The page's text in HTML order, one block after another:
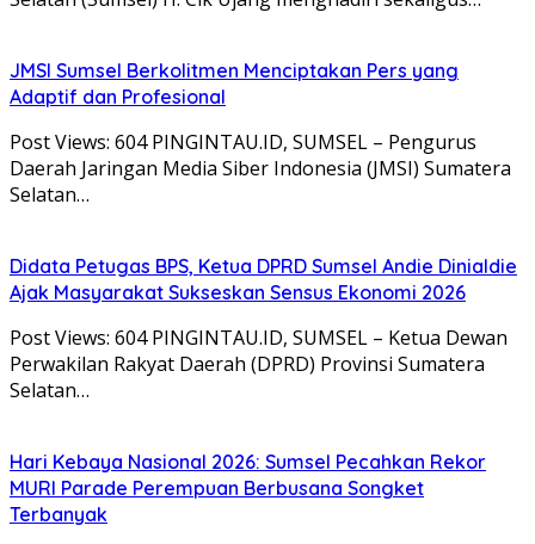
JMSI Sumsel Berkolitmen Menciptakan Pers yang
Adaptif dan Profesional
Post Views: 604 PINGINTAU.ID, SUMSEL – Pengurus
Daerah Jaringan Media Siber Indonesia (JMSI) Sumatera
Selatan…
Didata Petugas BPS, Ketua DPRD Sumsel Andie Dinialdie
Ajak Masyarakat Sukseskan Sensus Ekonomi 2026
Post Views: 604 PINGINTAU.ID, SUMSEL – Ketua Dewan
Perwakilan Rakyat Daerah (DPRD) Provinsi Sumatera
Selatan…
Hari Kebaya Nasional 2026: Sumsel Pecahkan Rekor
MURI Parade Perempuan Berbusana Songket
Terbanyak